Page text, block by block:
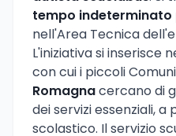
tempo
nell'Area Tecnica
L'iniziativa si inserisce
con cui i piccoli
Romagnacercano di
dei servizi essenziali,
scolastico. Il servizio